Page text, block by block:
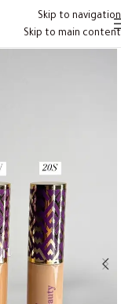
Skip to navigation
Skip to main content